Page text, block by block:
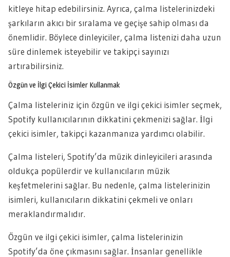
kitleye hitap edebilirsiniz. Ayrıca, çalma listelerinizdeki
şarkıların akıcı bir sıralama ve geçişe sahip olması da
önemlidir. Böylece dinleyiciler, çalma listenizi daha uzun
süre dinlemek isteyebilir ve takipçi sayınızı
artırabilirsiniz.
Özgün ve İlgi Çekici İsimler Kullanmak
Çalma listeleriniz için özgün ve ilgi çekici isimler seçmek,
Spotify kullanıcılarının dikkatini çekmenizi sağlar. İlgi
çekici isimler, takipçi kazanmanıza yardımcı olabilir.
Çalma listeleri, Spotify’da müzik dinleyicileri arasında
oldukça popülerdir ve kullanıcıların müzik
keşfetmelerini sağlar. Bu nedenle, çalma listelerinizin
isimleri, kullanıcıların dikkatini çekmeli ve onları
meraklandırmalıdır.
Özgün ve ilgi çekici isimler, çalma listelerinizin
Spotify’da öne çıkmasını sağlar. İnsanlar genellikle